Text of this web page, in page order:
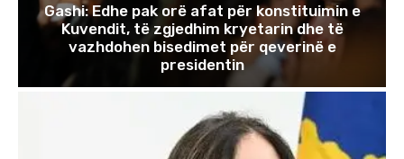
Gashi: Edhe pak orë afat për konstituimin e
Kuvendit, të zgjedhim kryetarin dhe të
vazhdohen bisedimet për qeverinë e
presidentin